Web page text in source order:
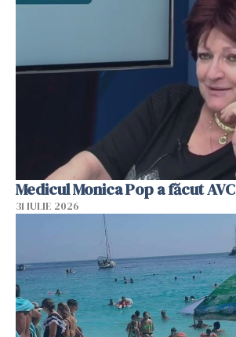
Medicul Monica Pop a făcut AVC
31 IULIE 2026